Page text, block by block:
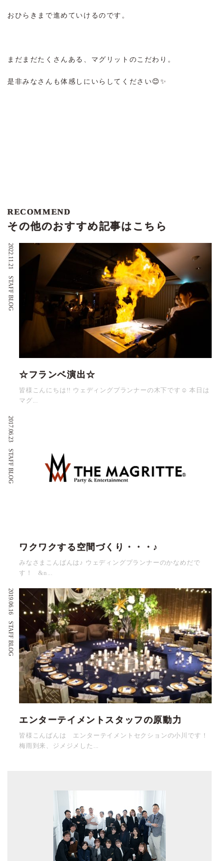
おひらきまで進めていけるのです。
まだまだたくさんある、マグリットのこだわり。
是非みなさんも体感しにいらしてください😊✨
RECOMMEND
その他のおすすめ記事はこちら
2022.11.21
STAFF BLOG
☆フランベ演出☆
皆様こんにちは!! ウェディングプランナーの木下です☺ 本日は
マグ...
2017.06.23
STAFF BLOG
ワクワクする空間づくり・・・♪
みなさまこんばんは♪ ウェディングプランナーのかなめだで
す！ &n...
2019.06.16
STAFF BLOG
エンターテイメントスタッフの原動力
皆様こんばんは エンターテイメントセクションの小川です！
梅雨到来、ジメジメした...